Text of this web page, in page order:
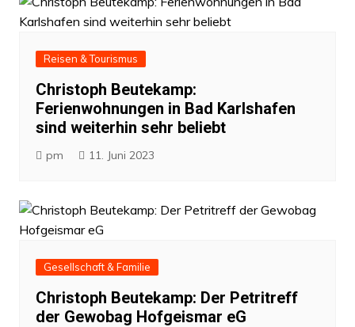
Reisen & Tourismus
Christoph Beutekamp:
Ferienwohnungen in Bad Karlshafen
sind weiterhin sehr beliebt
pm 11. Juni 2023
Gesellschaft & Familie
Christoph Beutekamp: Der Petritreff
der Gewobag Hofgeismar eG